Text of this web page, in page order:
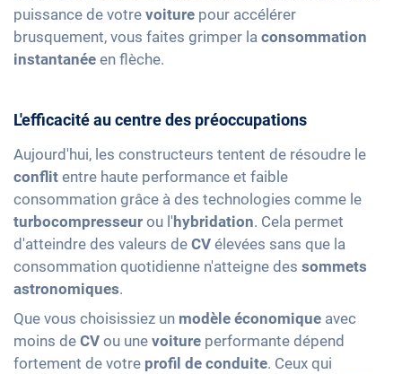
puissance de votre voiture pour accélérer
brusquement, vous faites grimper la consommation
instantanée en flèche.
L'efficacité au centre des préoccupations
Aujourd'hui, les constructeurs tentent de résoudre le
conflit entre haute performance et faible
consommation grâce à des technologies comme le
turbocompresseur ou l' hybridation. Cela permet
d'atteindre des valeurs de CV élevées sans que la
consommation quotidienne n'atteigne des sommets
astronomiques.
Que vous choisissiez un modèle économique avec
moins de CV ou une voiture performante dépend
fortement de votre profil de conduite. Ceux qui